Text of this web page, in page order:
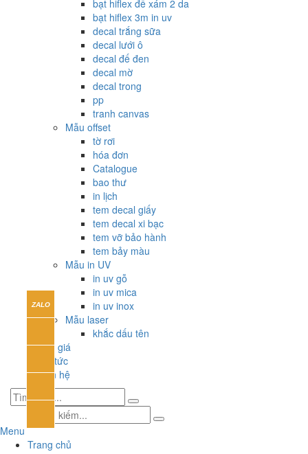
bạt hiflex đế xám 2 da
bạt hiflex 3m in uv
decal trắng sữa
decal lưới ô
decal đế đen
decal mờ
decal trong
pp
tranh canvas
Mẫu offset
tờ rơi
hóa đơn
Catalogue
bao thư
in lịch
tem decal giấy
tem decal xi bạc
tem vỡ bảo hành
tem bảy màu
Mẫu in UV
in uv gỗ
in uv mica
in uv inox
Mẫu laser
khắc dấu tên
Báo giá
Tin tức
Liên hệ
Menu
Trang chủ